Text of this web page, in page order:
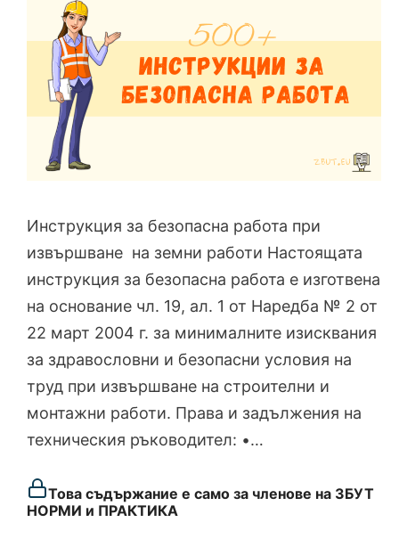
Инструкция за безопасна работа при
извършване на земни работи Настоящата
инструкция за безопасна работа е изготвена
на основание чл. 19, ал. 1 от Наредба № 2 от
22 март 2004 г. за минималните изисквания
за здравословни и безопасни условия на
труд при извършване на строителни и
монтажни работи. Права и задължения на
техническия ръководител: •…
Това съдържание е само за членове на ЗБУТ
НОРМИ и ПРАКТИКА